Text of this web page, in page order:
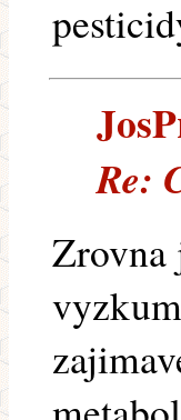
Re:
Zrovna